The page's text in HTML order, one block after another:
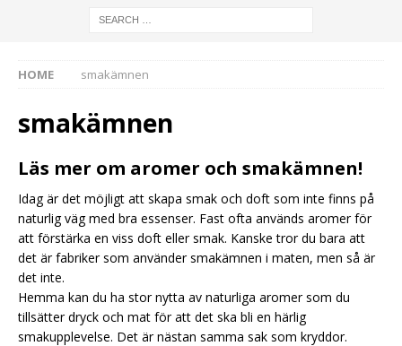
HOME smakämnen
smakämnen
Läs mer om aromer och smakämnen!
Idag är det möjligt att skapa smak och doft som inte finns på
naturlig väg med bra essenser. Fast ofta används aromer för
att förstärka en viss doft eller smak. Kanske tror du bara att
det är fabriker som använder smakämnen i maten, men så är
det inte.
Hemma kan du ha stor nytta av naturliga aromer som du
tillsätter dryck och mat för att det ska bli en härlig
smakupplevelse. Det är nästan samma sak som kryddor.